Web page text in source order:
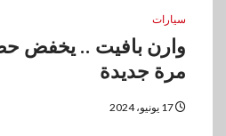
سيارات
مرة جديدة